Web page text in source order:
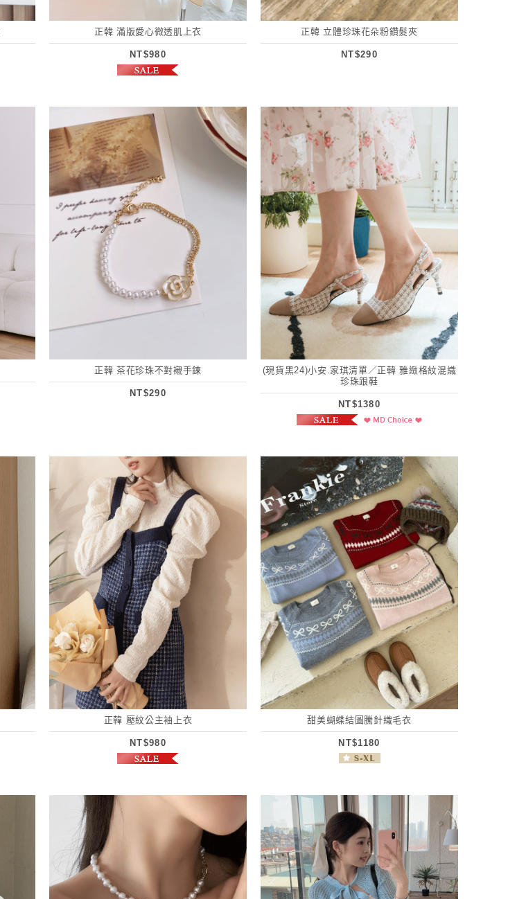
正韓 滿版愛心微透肌上衣
NT$980
正韓 立體珍珠花朵粉鑽髮夾
NT$290
正韓 茶花珍珠不對襯手鍊
NT$290
(現貨黑24)小安.家琪清單／正韓 雅緻格紋混織
珍珠跟鞋
NT$1380
正韓 壓紋公主袖上衣
NT$980
甜美蝴蝶結圖騰針織毛衣
NT$1180